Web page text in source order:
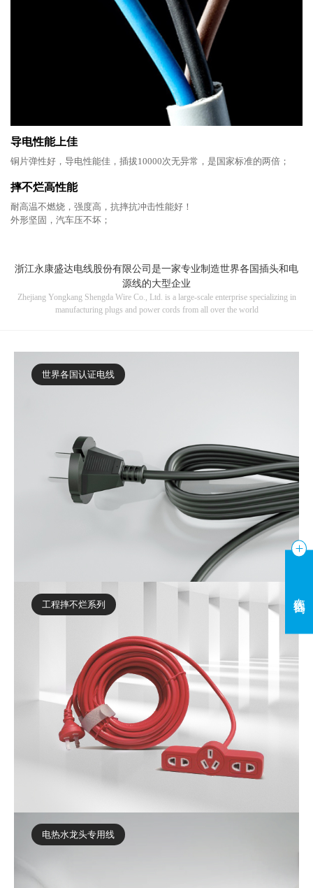
导电性能上佳
铜片弹性好，导电性能佳，插拔10000次无异常，是国家标准的两倍；
摔不烂高性能
耐高温不燃烧，强度高，抗摔抗冲击性能好！
外形坚固，汽车压不坏；
浙江永康盛达电线股份有限公司是一家专业制造世界各国插头和电
源线的大型企业
Zhejiang Yongkang Shengda Wire Co., Ltd. is a large-scale enterprise specializing in
manufacturing plugs and power cords from all over the world
世界各国认证电线
工程摔不烂系列
电热水龙头专用线